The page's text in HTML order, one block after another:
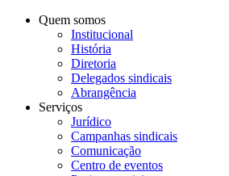
Quem somos
Institucional
História
Diretoria
Delegados sindicais
Abrangência
Serviços
Jurídico
Campanhas sindicais
Comunicação
Centro de eventos